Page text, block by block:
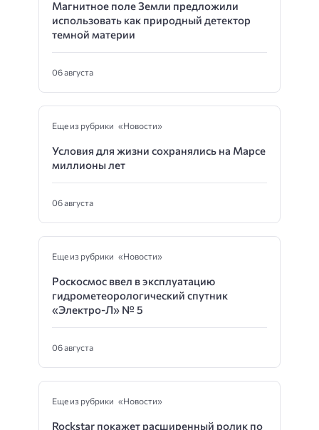
Магнитное поле Земли предложили
использовать как природный детектор
темной материи
06 августа
Еще из рубрики «Новости»
Условия для жизни сохранялись на Марсе
миллионы лет
06 августа
Еще из рубрики «Новости»
Роскосмос ввел в эксплуатацию
гидрометеорологический спутник
«Электро-Л» № 5
06 августа
Еще из рубрики «Новости»
Rockstar покажет расширенный ролик по